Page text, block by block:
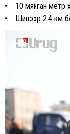
• 10 мянган метр
• Шинээр 2.4 км